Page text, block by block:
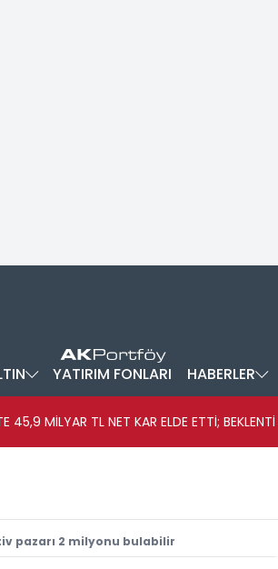
YATIRIM FONLARI HABERLER
45,9 MİLYAR TL NET KAR ELDE ETTİ;
pazarı 2 milyonu bulabilir